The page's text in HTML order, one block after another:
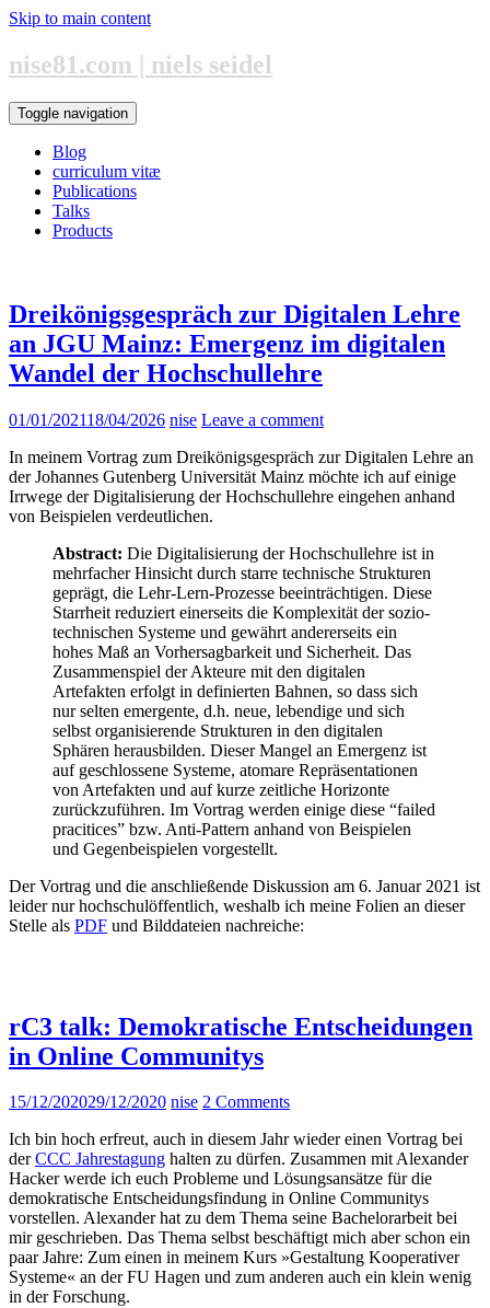
Skip to main content
nise81.com | niels seidel
Toggle navigation
Blog
curriculum vitæ
Publications
Talks
Products
Dreikönigsgespräch zur Digitalen Lehre
an JGU Mainz: Emergenz im digitalen
Wandel der Hochschullehre
01/01/202118/04/2026 nise Leave a comment
In meinem Vortrag zum Dreikönigsgespräch zur Digitalen Lehre an
der Johannes Gutenberg Universität Mainz möchte ich auf einige
Irrwege der Digitalisierung der Hochschullehre eingehen anhand
von Beispielen verdeutlichen.
Abstract: Die Digitalisierung der Hochschullehre ist in
mehrfacher Hinsicht durch starre technische Strukturen
geprägt, die Lehr-Lern-Prozesse beeinträchtigen. Diese
Starrheit reduziert einerseits die Komplexität der sozio-
technischen Systeme und gewährt andererseits ein
hohes Maß an Vorhersagbarkeit und Sicherheit. Das
Zusammenspiel der Akteure mit den digitalen
Artefakten erfolgt in definierten Bahnen, so dass sich
nur selten emergente, d.h. neue, lebendige und sich
selbst organisierende Strukturen in den digitalen
Sphären herausbilden. Dieser Mangel an Emergenz ist
auf geschlossene Systeme, atomare Repräsentationen
von Artefakten und auf kurze zeitliche Horizonte
zurückzuführen. Im Vortrag werden einige diese “failed
pracitices” bzw. Anti-Pattern anhand von Beispielen
und Gegenbeispielen vorgestellt.
Der Vortrag und die anschließende Diskussion am 6. Januar 2021 ist
leider nur hochschulöffentlich, weshalb ich meine Folien an dieser
Stelle als PDF und Bilddateien nachreiche:
rC3 talk: Demokratische Entscheidungen
in Online Communitys
15/12/202029/12/2020 nise 2 Comments
Ich bin hoch erfreut, auch in diesem Jahr wieder einen Vortrag bei
derCCC Jahrestagung halten zu dürfen. Zusammen mit Alexander
Hacker werde ich euch Probleme und Lösungsansätze für die
demokratische Entscheidungsfindung in Online Communitys
vorstellen. Alexander hat zu dem Thema seine Bachelorarbeit bei
mir geschrieben. Das Thema selbst beschäftigt mich aber schon ein
paar Jahre: Zum einen in meinem Kurs »Gestaltung Kooperativer
Systeme« an der FU Hagen und zum anderen auch ein klein wenig
in der Forschung.